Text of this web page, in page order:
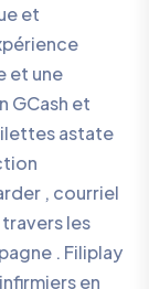
et
et une
GCash et
astate
, courriel
les
. Filiplay
en